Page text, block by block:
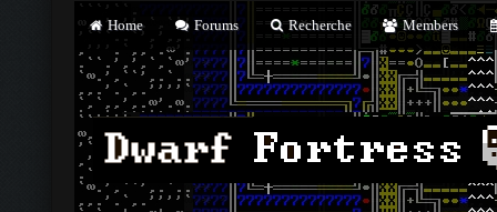
Home Forums Recherche Members